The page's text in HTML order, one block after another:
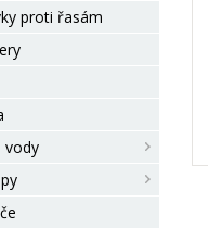
proti řasám
vody